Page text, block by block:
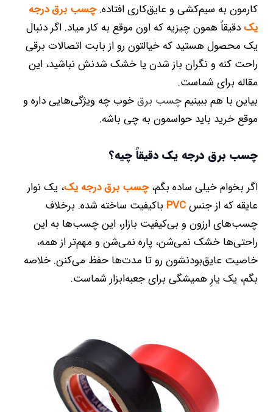
کارمون به سیم‌کشی و عایق‌کاری افتاده.چسب برقدرجه
یکدقیقاً همون چیزیه که اون موقع به کار میاد. اگر دنبال
یک محصول هستید که خیالتون رو از بابت اتصالات برقی
راحت کنه و نگران باز شدن یا خشک شدنش نباشید، این
مقاله برای شماست.
بیاین با هم ببینیمچسب برقخوب چه ویژگی‌هایی داره و
موقع خرید باید حواسمون به چی باشه.
چسب برق درجه یک دقیقاً چیه؟
اگر بخوام خیلی ساده بگم،چسب برق درجه یک، یک نوار
عایقه که از جنسPVC باکیفیت ساخته شده. برخلاف
چسب‌های ارزون و بی‌کیفیت بازار، این چسب‌ها به این
راحتی‌ها خشک نمی‌شن، پاره نمی‌شن و مهم‌تر از همه،
خاصیت عایق‌بودنشون رو تا مدت‌ها حفظ می‌کنن. خلاصه
بگم، یک یارِ همیشگی برای جعبه‌ابزار شماست.